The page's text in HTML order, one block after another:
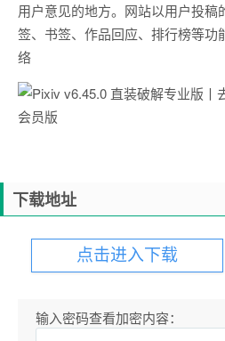
用户意见的地方。网站以用户投
签、书签、作品回应、排行榜等功
络
下载地址
点击进入下载
输入密码查看加密内容：